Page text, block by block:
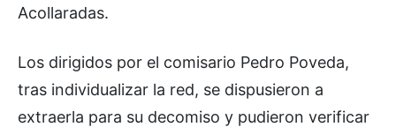
Acollaradas.
Los dirigidos por el comisario Pedro Poveda,
tras individualizar la red, se dispusieron a
extraerla para su decomiso y pudieron verificar